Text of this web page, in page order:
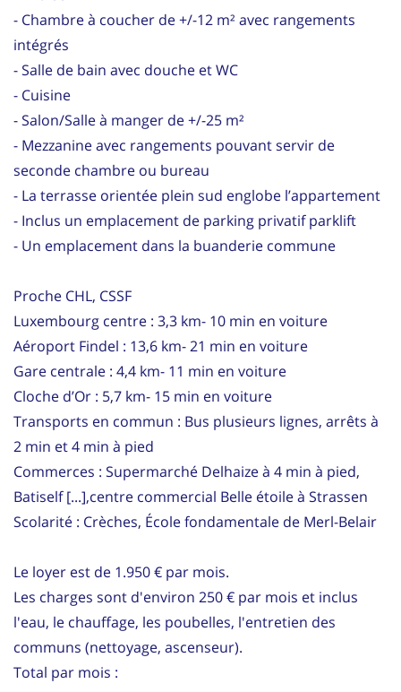
- Chambre à coucher de +/-12 m² avec rangements
intégrés
- Salle de bain avec douche et WC
- Cuisine
- Salon/Salle à manger de +/-25 m²
- Mezzanine avec rangements pouvant servir de
seconde chambre ou bureau
- La terrasse orientée plein sud englobe l’appartement
- Inclus un emplacement de parking privatif parklift
- Un emplacement dans la buanderie commune
Proche CHL, CSSF
Luxembourg centre : 3,3 km- 10 min en voiture
Aéroport Findel : 13,6 km- 21 min en voiture
Gare centrale : 4,4 km- 11 min en voiture
Cloche d’Or : 5,7 km- 15 min en voiture
Transports en commun : Bus plusieurs lignes, arrêts à
2 min et 4 min à pied
Commerces : Supermarché Delhaize à 4 min à pied,
Batiself [...],centre commercial Belle étoile à Strassen
Scolarité : Crèches, École fondamentale de Merl-Belair
Le loyer est de 1.950 € par mois.
Les charges sont d'environ 250 € par mois et inclus
l'eau, le chauffage, les poubelles, l'entretien des
communs (nettoyage, ascenseur).
Total par mois :